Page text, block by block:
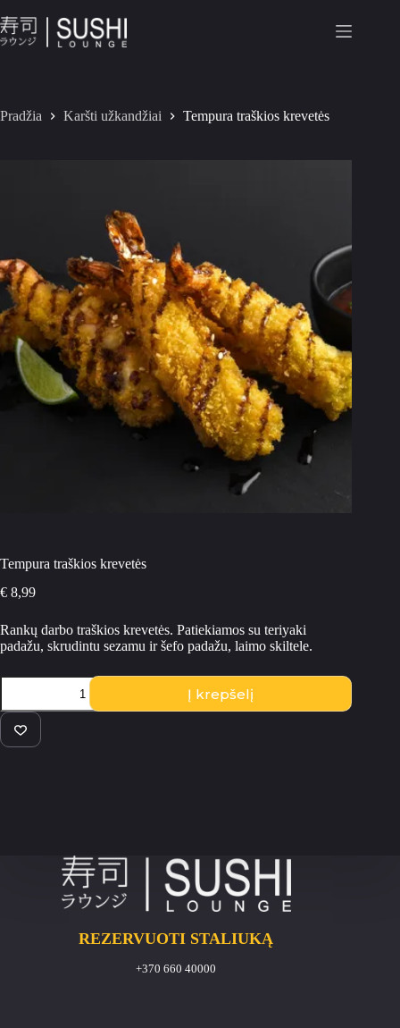
Pradžia Karšti užkandžiai Tempura traškios krevetės
Tempura traškios krevetės
€ 8,99
Rankų darbo traškios krevetės. Patiekiamos su teriyaki
padažu, skrudintu sezamu ir šefo padažu, laimo skiltele.
produkto
Tempura
traškios
krevetės
Į krepšelį
REZERVUOTI STALIUKĄ
+370 660 40000